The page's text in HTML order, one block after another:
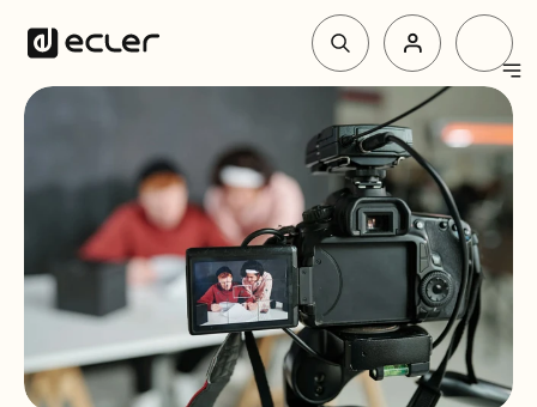
Lösungen
Über Ecler
Unterstützung und Gemeinschaft